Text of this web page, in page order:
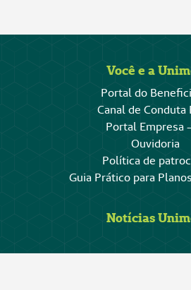
Você e a
Portal do
Canal de Conduta
Portal Empresa
Ouvidoria
Política de
Guia Prático para
Notícias